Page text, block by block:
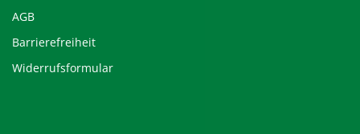
AGB
Barrierefreiheit
Widerrufsformular